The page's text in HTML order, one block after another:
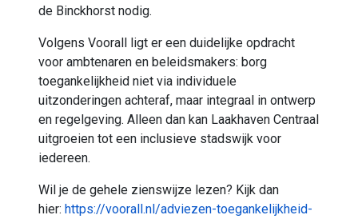
de Binckhorst nodig.
Volgens Voorall ligt er een duidelijke opdracht
voor ambtenaren en beleidsmakers: borg
toegankelijkheid niet via individuele
uitzonderingen achteraf, maar integraal in ontwerp
en regelgeving. Alleen dan kan Laakhaven Centraal
uitgroeien tot een inclusieve stadswijk voor
iedereen.
Wil je de gehele zienswijze lezen? Kijk dan
hier: https://voorall.nl/adviezen-toegankelijkheid-